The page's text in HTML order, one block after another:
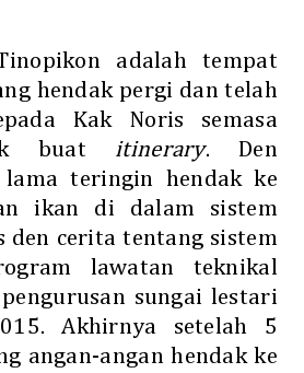
adalah tempat
hendak pergi dan telah
Kak Noris semasa
buat itinerary. Den
teringin hendak ke
ikan di dalam sistem
den cerita tentang sistem
lawatan teknikal
sungai lestari
Akhirnya setelah 5
angan-angan hendak ke